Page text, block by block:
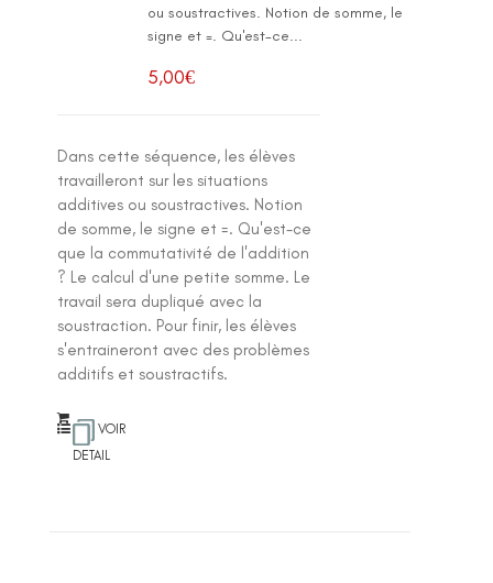
ou soustractives. Notion de somme, le
signe et =. Qu'est-ce...
5,00€
Dans cette séquence, les élèves
travailleront sur les situations
additives ou soustractives. Notion
de somme, le signe et =. Qu'est-ce
que la commutativité de l'addition
? Le calcul d'une petite somme. Le
travail sera dupliqué avec la
soustraction. Pour finir, les élèves
s'entraineront avec des problèmes
additifs et soustractifs.
VOIR
DETAIL